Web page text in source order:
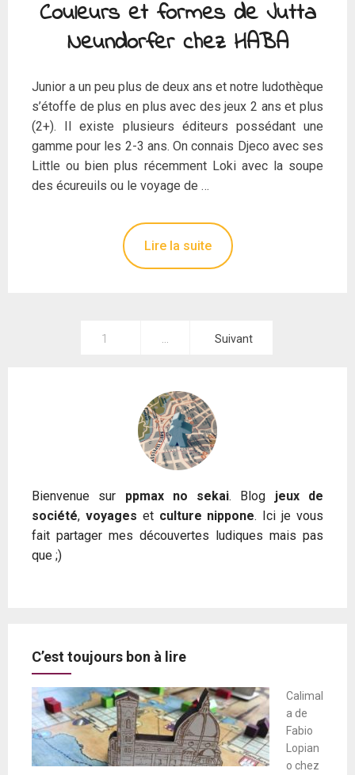
Couleurs et formes de Jutta
Neundorfer chez HABA
Junior a un peu plus de deux ans et notre ludothèque
s’étoffe de plus en plus avec des jeux 2 ans et plus
(2+). Il existe plusieurs éditeurs possédant une
gamme pour les 2-3 ans. On connais Djeco avec ses
Little ou bien plus récemment Loki avec la soupe
des écureuils ou le voyage de …
Lire la suite
Pagination
1 … Suivant
Bienvenue sur ppmax no sekai. Blog jeux de
société, voyages et culture nippone. Ici je vous
fait partager mes découvertes ludiques mais pas
que ;)
C’est toujours bon à lire
Calimal
a de
Fabio
Lopian
o chez